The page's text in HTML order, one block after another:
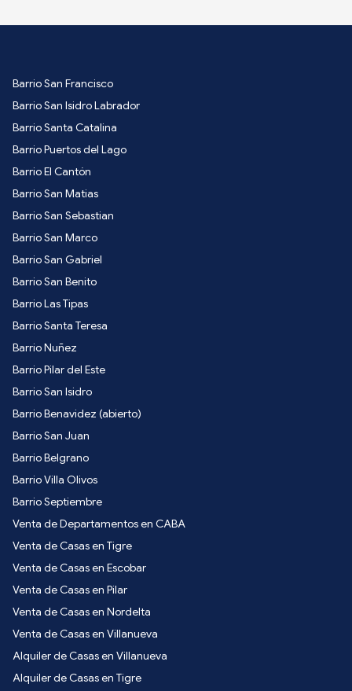
Barrio San Francisco
Barrio San Isidro Labrador
Barrio Santa Catalina
Barrio Puertos del Lago
Barrio El Cantón
Barrio San Matias
Barrio San Sebastian
Barrio San Marco
Barrio San Gabriel
Barrio San Benito
Barrio Las Tipas
Barrio Santa Teresa
Barrio Nuñez
Barrio Pilar del Este
Barrio San Isidro
Barrio Benavidez (abierto)
Barrio San Juan
Barrio Belgrano
Barrio Villa Olivos
Barrio Septiembre
Venta de Departamentos en CABA
Venta de Casas en Tigre
Venta de Casas en Escobar
Venta de Casas en Pilar
Venta de Casas en Nordelta
Venta de Casas en Villanueva
Alquiler de Casas en Villanueva
Alquiler de Casas en Tigre